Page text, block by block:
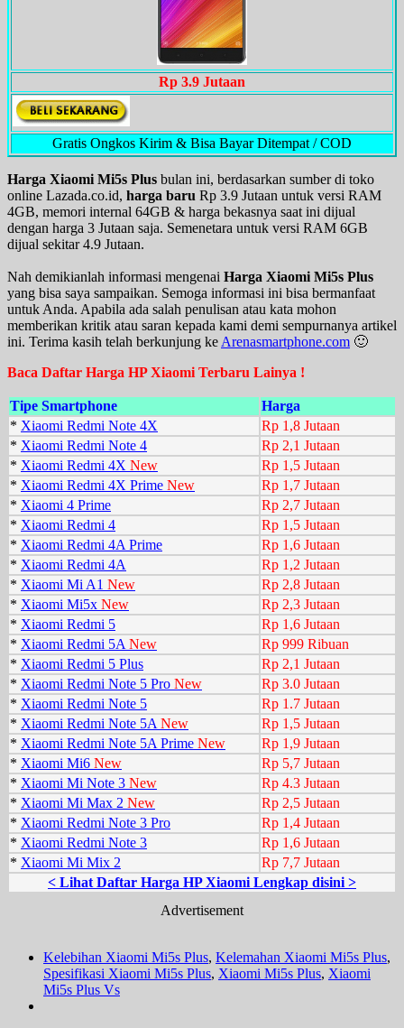
Rp 3.9 Jutaan
Gratis Ongkos Kirim & Bisa Bayar Ditempat / COD
Harga Xiaomi Mi5s Plus bulan ini, berdasarkan sumber di toko
online Lazada.co.id, harga baru Rp 3.9 Jutaan untuk versi RAM
4GB, memori internal 64GB & harga bekasnya saat ini dijual
dengan harga 3 Jutaan saja. Semenetara untuk versi RAM 6GB
dijual sekitar 4.9 Jutaan.
Nah demikianlah informasi mengenai Harga Xiaomi Mi5s Plus
yang bisa saya sampaikan. Semoga informasi ini bisa bermanfaat
untuk Anda. Apabila ada salah penulisan atau kata mohon
memberikan kritik atau saran kepada kami demi sempurnanya artikel
ini. Terima kasih telah berkunjung ke Arenasmartphone.com 🙂
Baca Daftar Harga HP Xiaomi Terbaru Lainya !
Tipe Smartphone
Harga
* Xiaomi Redmi Note 4X
Rp 1,8 Jutaan
* Xiaomi Redmi Note 4
Rp 2,1 Jutaan
* Xiaomi Redmi 4X New
Rp 1,5 Jutaan
* Xiaomi Redmi 4X Prime New
Rp 1,7 Jutaan
* Xiaomi 4 Prime
Rp 2,7 Jutaan
* Xiaomi Redmi 4
Rp 1,5 Jutaan
* Xiaomi Redmi 4A Prime
Rp 1,6 Jutaan
* Xiaomi Redmi 4A
Rp 1,2 Jutaan
* Xiaomi Mi A1 New
Rp 2,8 Jutaan
* Xiaomi Mi5x New
Rp 2,3 Jutaan
* Xiaomi Redmi 5
Rp 1,6 Jutaan
* Xiaomi Redmi 5A New
Rp 999 Ribuan
* Xiaomi Redmi 5 Plus
Rp 2,1 Jutaan
* Xiaomi Redmi Note 5 Pro New
Rp 3.0 Jutaan
* Xiaomi Redmi Note 5
Rp 1.7 Jutaan
* Xiaomi Redmi Note 5A New
Rp 1,5 Jutaan
* Xiaomi Redmi Note 5A Prime New
Rp 1,9 Jutaan
* Xiaomi Mi6 New
Rp 5,7 Jutaan
* Xiaomi Mi Note 3 New
Rp 4.3 Jutaan
* Xiaomi Mi Max 2 New
Rp 2,5 Jutaan
* Xiaomi Redmi Note 3 Pro
Rp 1,4 Jutaan
* Xiaomi Redmi Note 3
Rp 1,6 Jutaan
* Xiaomi Mi Mix 2
Rp 7,7 Jutaan
< Lihat Daftar Harga HP Xiaomi Lengkap disini >
Advertisement
Kelebihan Xiaomi Mi5s Plus, Kelemahan Xiaomi Mi5s Plus,
Spesifikasi Xiaomi Mi5s Plus, Xiaomi Mi5s Plus, Xiaomi
Mi5s Plus Vs